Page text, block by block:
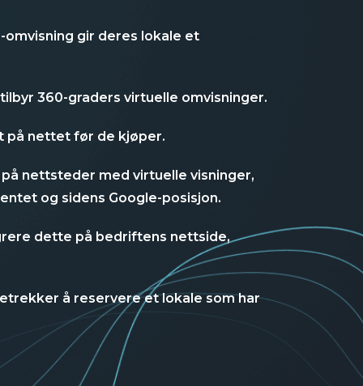
gir deres lokale et
360-graders virtuelle omvisninger.
på nettet før de kjøper.
nettsteder med virtuelle visninger,
og sidens Google-posisjon.
dette på bedriftens nettside,
å reservere et lokale som har